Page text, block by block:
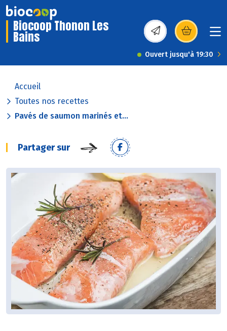
Biocoop Thonon Les
Bains (s’ouvre dans une
Ouvert jusqu'à 19:30
Accueil
Toutes nos recettes
Pavés de saumon marinés et...
Partager sur